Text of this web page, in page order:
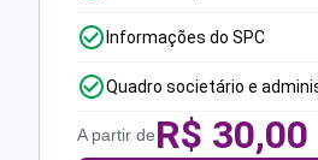
Informações do SPC
Quadro societário e
A partir deR$ 30,00